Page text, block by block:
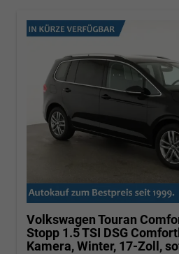
Volkswagen Touran
Stopp 1.5 TSI DSG
Kamera, Winter, 17-Zoll,